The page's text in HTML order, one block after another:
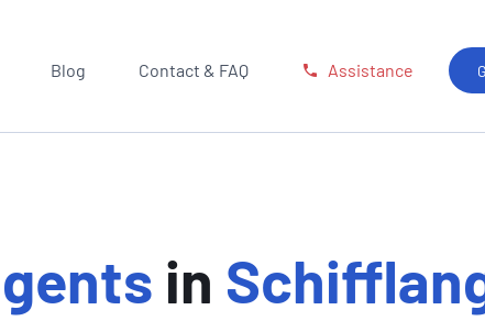
Blog Contact & FAQ Assistance
in